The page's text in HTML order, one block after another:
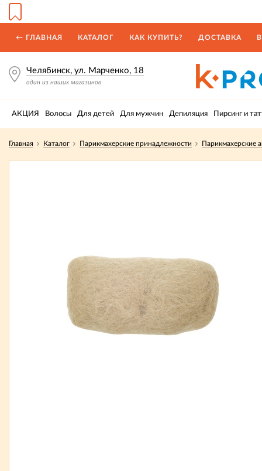
← ГЛАВНАЯ КАТАЛОГ КАК КУПИТЬ? ДОСТАВКА
Челябинск, ул. Марченко, 18
один из наших магазинов
АКЦИЯ Волосы Для детей Для мужчин Депиляция Пирсинг и
Главная Каталог Парикмахерские принадлежности Парикмахерские